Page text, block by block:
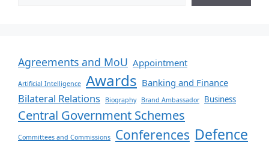
Agreements and MoU Appointment
Artificial Intelligence Awards Banking and Finance
Bilateral Relations Biography Brand Ambassador Business
Central Government Schemes
Committees and Commissions Conferences Defence